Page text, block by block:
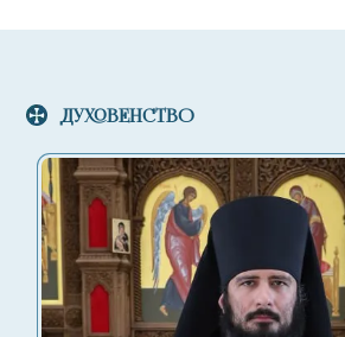
ДУХОВЕНСТВО